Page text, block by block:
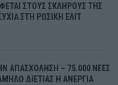
ΣΤΟΥΣ ΣΚΛΗΡΟΥΣ ΤΗΣ
ΣΤΗ ΡΩΣΙΚΗ ΕΛΙΤ
ΑΠΑΣΧΟΛΗΣΗ – 75.000 ΝΕΕΣ
ΔΙΕΤΙΑΣ Η ΑΝΕΡΓΙΑ